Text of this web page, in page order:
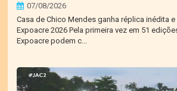
07/08/2026
Casa de Chico Mendes ganha réplica inédita
Expoacre 2026 Pela primeira vez em 51
Expoacre podem c...